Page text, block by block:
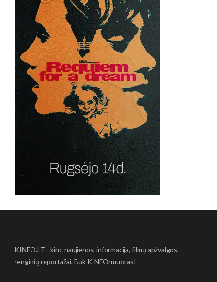
KINFO.LT - kino naujienos, informacija, filmų apžvalgos,
renginių reportažai. Būk KINFOrmuotas!